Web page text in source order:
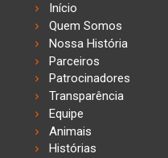
Início
Quem Somos
Nossa História
Parceiros
Patrocinadores
Transparência
Equipe
Animais
Histórias